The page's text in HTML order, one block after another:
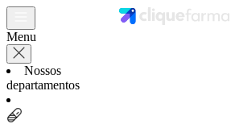
Menu
Nossos
departamentos